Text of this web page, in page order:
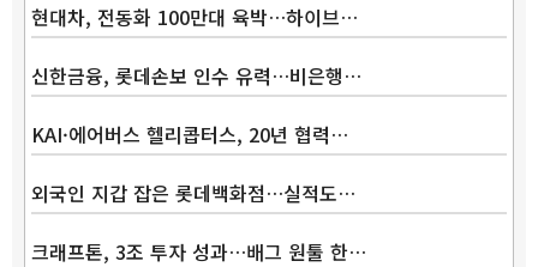
현대차, 전동화 100만대 육박…하이브…
신한금융, 롯데손보 인수 유력…비은행…
KAI·에어버스 헬리콥터스, 20년 협력…
외국인 지갑 잡은 롯데백화점…실적도…
크래프톤, 3조 투자 성과…배그 원툴 한…